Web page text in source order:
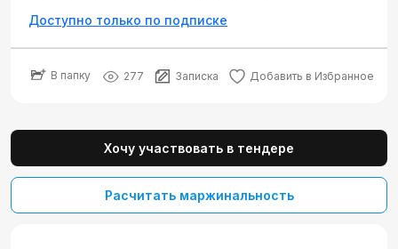
Доступно только по подписке
В папку 277 Записка Добавить в Избранное
Хочу участвовать в тендере
Расчитать маржинальность